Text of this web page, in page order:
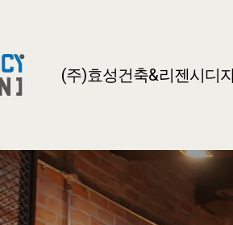
(주)효성건축&리젠시디